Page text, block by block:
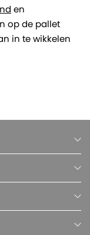
en
op de pallet
in te wikkelen